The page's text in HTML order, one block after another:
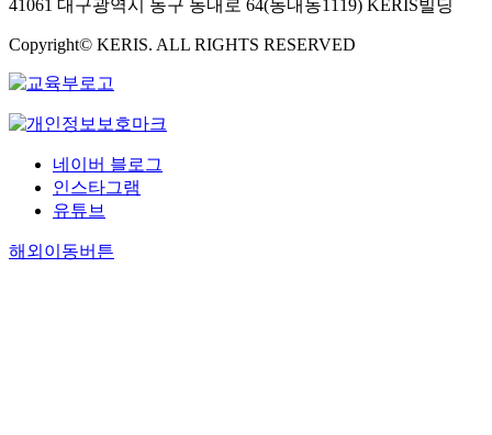
41061 대구광역시 동구 동내로 64(동내동1119) KERIS빌딩
Copyright© KERIS. ALL RIGHTS RESERVED
네이버 블로그
인스타그램
유튜브
해외이동버튼